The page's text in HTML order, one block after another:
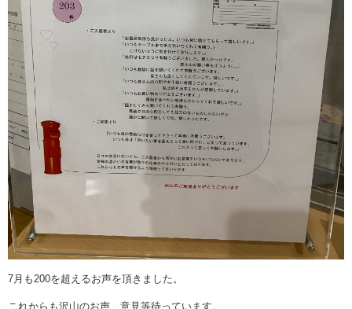
7月も200を超えるお声を頂きました。
これからも沢山のお声、意見等待っています。